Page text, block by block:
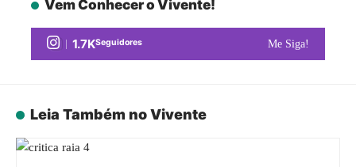
Vem Conhecer o Vivente!
1.7KSeguidores Me Siga!
Leia Também no Vivente